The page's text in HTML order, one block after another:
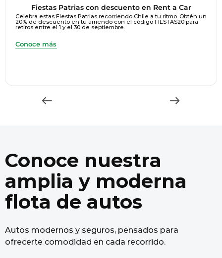
Fiestas Patrias con descuento en Rent a Car
Celebra estas Fiestas Patrias recorriendo Chile a tu ritmo. Obtén un
20% de descuento en tu arriendo con el código FIESTAS20 para
retiros entre el 1 y el 30 de septiembre.
Conoce más
Conoce nuestra
amplia y moderna
flota de autos
Autos modernos y seguros, pensados para
ofrecerte comodidad en cada recorrido.